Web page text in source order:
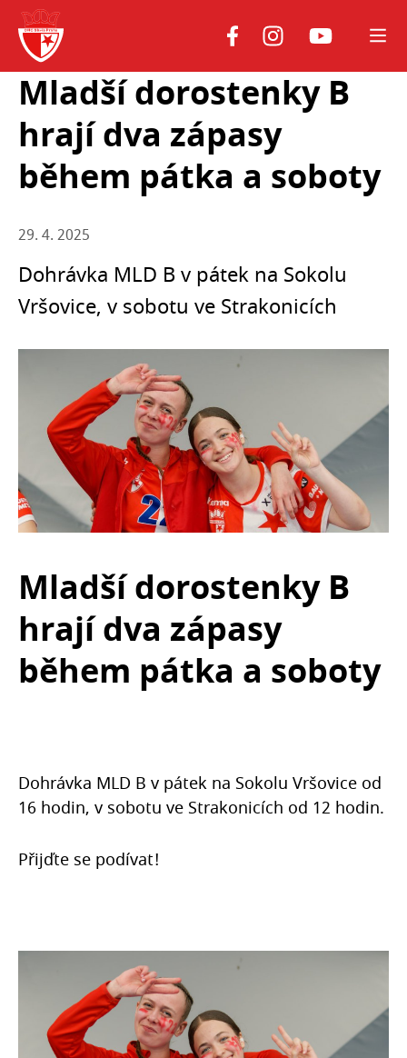
Mladší dorostenky B
hrají dva zápasy
během pátka a soboty
29. 4. 2025
Dohrávka MLD B v pátek na Sokolu
Vršovice, v sobotu ve Strakonicích
Mladší dorostenky B
hrají dva zápasy
během pátka a soboty
Dohrávka MLD B v pátek na Sokolu Vršovice od
16 hodin, v sobotu ve Strakonicích od 12 hodin.
Přijďte se podívat!